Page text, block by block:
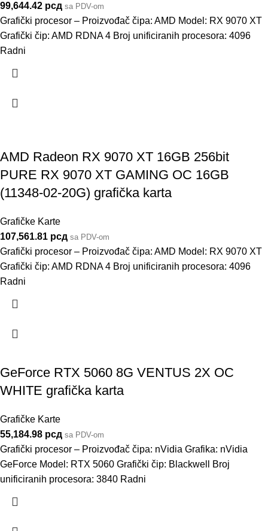
99,644.42 рсд sa PDV-om
Grafički procesor – Proizvođač čipa: AMD Model: RX 9070 XT
Grafički čip: AMD RDNA 4 Broj unificiranih procesora: 4096
Radni
AMD Radeon RX 9070 XT 16GB 256bit
PURE RX 9070 XT GAMING OC 16GB
(11348-02-20G) grafička karta
Grafičke Karte
107,561.81 рсд sa PDV-om
Grafički procesor – Proizvođač čipa: AMD Model: RX 9070 XT
Grafički čip: AMD RDNA 4 Broj unificiranih procesora: 4096
Radni
GeForce RTX 5060 8G VENTUS 2X OC
WHITE grafička karta
Grafičke Karte
55,184.98 рсд sa PDV-om
Grafički procesor – Proizvođač čipa: nVidia Grafika: nVidia
GeForce Model: RTX 5060 Grafički čip: Blackwell Broj
unificiranih procesora: 3840 Radni